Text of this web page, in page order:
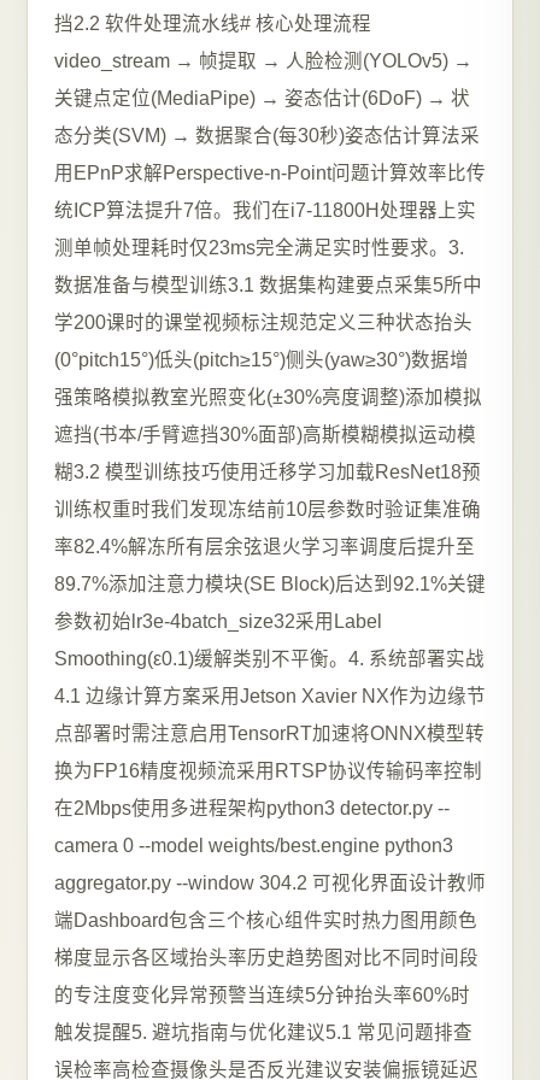
挡2.2 软件处理流水线# 核心处理流程
video_stream → 帧提取 → 人脸检测(YOLOv5) →
关键点定位(MediaPipe) → 姿态估计(6DoF) → 状
态分类(SVM) → 数据聚合(每30秒)姿态估计算法采
用EPnP求解Perspective-n-Point问题计算效率比传
统ICP算法提升7倍。我们在i7-11800H处理器上实
测单帧处理耗时仅23ms完全满足实时性要求。3.
数据准备与模型训练3.1 数据集构建要点采集5所中
学200课时的课堂视频标注规范定义三种状态抬头
(0°pitch15°)低头(pitch≥15°)侧头(yaw≥30°)数据增
强策略模拟教室光照变化(±30%亮度调整)添加模拟
遮挡(书本/手臂遮挡30%面部)高斯模糊模拟运动模
糊3.2 模型训练技巧使用迁移学习加载ResNet18预
训练权重时我们发现冻结前10层参数时验证集准确
率82.4%解冻所有层余弦退火学习率调度后提升至
89.7%添加注意力模块(SE Block)后达到92.1%关键
参数初始lr3e-4batch_size32采用Label
Smoothing(ε0.1)缓解类别不平衡。4. 系统部署实战
4.1 边缘计算方案采用Jetson Xavier NX作为边缘节
点部署时需注意启用TensorRT加速将ONNX模型转
换为FP16精度视频流采用RTSP协议传输码率控制
在2Mbps使用多进程架构python3 detector.py --
camera 0 --model weights/best.engine python3
aggregator.py --window 304.2 可视化界面设计教师
端Dashboard包含三个核心组件实时热力图用颜色
梯度显示各区域抬头率历史趋势图对比不同时间段
的专注度变化异常预警当连续5分钟抬头率60%时
触发提醒5. 避坑指南与优化建议5.1 常见问题排查
误检率高检查摄像头是否反光建议安装偏振镜延迟